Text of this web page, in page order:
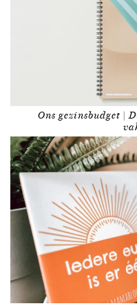
Ons gezinsbudget |